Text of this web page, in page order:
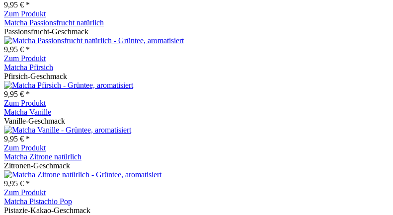
9,95 € *
Zum Produkt
Matcha Passionsfrucht natürlich
Passionsfrucht-Geschmack
9,95 € *
Zum Produkt
Matcha Pfirsich
Pfirsich-Geschmack
9,95 € *
Zum Produkt
Matcha Vanille
Vanille-Geschmack
9,95 € *
Zum Produkt
Matcha Zitrone natürlich
Zitronen-Geschmack
9,95 € *
Zum Produkt
Matcha Pistachio Pop
Pistazie-Kakao-Geschmack